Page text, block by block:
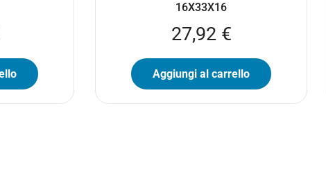
16X33X16
27,92 €
Aggiungi al carrello